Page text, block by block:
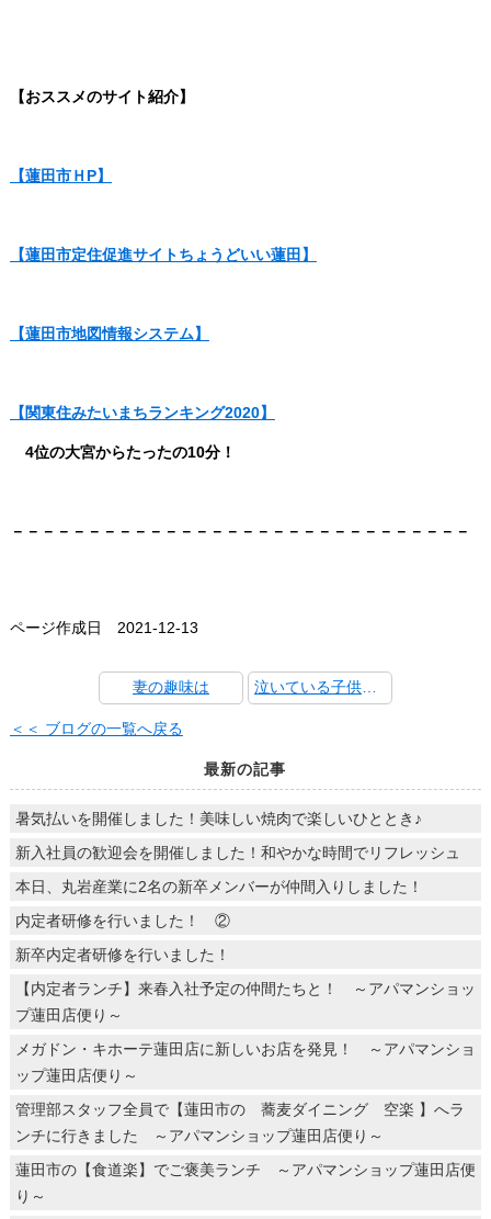
【おススメのサイト紹介】
【蓮田市ＨP】
【蓮田市定住促進サイトちょうどいい蓮田】
【蓮田市地図情報システム】
【関東住みたいまちランキング2020】
4位の大宮からたったの10分！
－－－－－－－－－－－－－－－－－－－－－－－－－－－－－－
ページ作成日 2021-12-13
妻の趣味は 泣いている子供も泣き止む旨さのラーメンが蓮田に！
＜＜ ブログの一覧へ戻る
最新の記事
暑気払いを開催しました！美味しい焼肉で楽しいひととき♪
新入社員の歓迎会を開催しました！和やかな時間でリフレッシュ
本日、丸岩産業に2名の新卒メンバーが仲間入りしました！
内定者研修を行いました！ ②
新卒内定者研修を行いました！
【内定者ランチ】来春入社予定の仲間たちと！ ～アパマンショッ
プ蓮田店便り～
メガドン・キホーテ蓮田店に新しいお店を発見！ ～アパマンショ
ップ蓮田店便り～
管理部スタッフ全員で【蓮田市の 蕎麦ダイニング 空楽 】へラ
ンチに行きました ～アパマンショップ蓮田店便り～
蓮田市の【食道楽】でご褒美ランチ ～アパマンショップ蓮田店便
り～